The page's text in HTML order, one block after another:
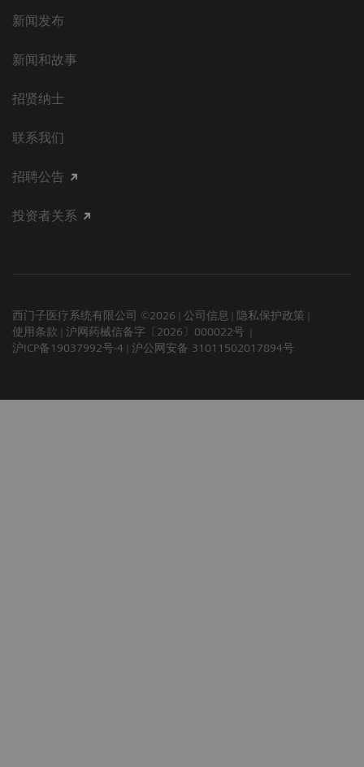
新闻发布
新闻和故事
招贤纳士
联系我们
招聘公告
投资者关系
西门子医疗系统有限公司 ©2026 公司信息
隐私保护政策
使用条款
沪网药械信备字〔2026〕000022号
沪ICP备19037992号-4
沪公网安备 31011502017894号